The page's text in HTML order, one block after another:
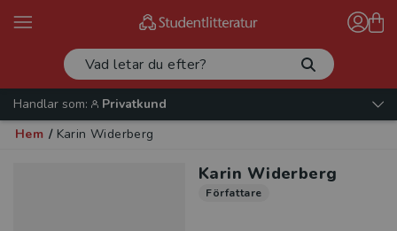
Handlar som:
Privatkund
Hem / Karin Widerberg
Karin Widerberg
Författare